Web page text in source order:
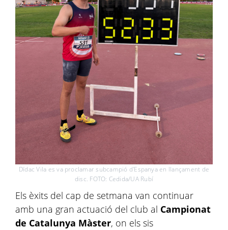
Dídac Vila es va proclamar subcampió d'Espanya en llançament de
disc. FOTO: Cedida/UA Rubí
Els èxits del cap de setmana van continuar
amb una gran actuació del club al Campionat
de Catalunya Màster, on els sis